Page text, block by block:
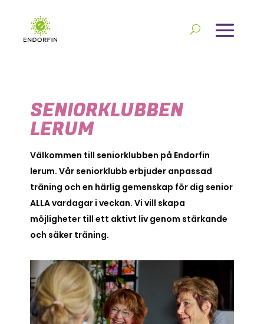
SENIORKLUBBEN
LERUM
Välkommen till seniorklubben på Endorfin
lerum. Vår seniorklubb erbjuder anpassad
träning och en härlig gemenskap för dig senior
ALLA vardagar i veckan. Vi vill skapa
möjligheter till ett aktivt liv genom stärkande
och säker träning.